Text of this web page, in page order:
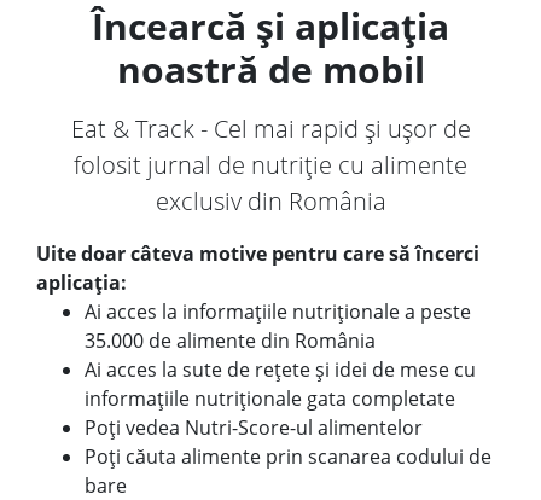
Încearcă și aplicația
noastră de mobil
Eat & Track - Cel mai rapid și ușor de
folosit jurnal de nutriție cu alimente
exclusiv din România
Uite doar câteva motive pentru care să încerci
aplicația:
Ai acces la informațiile nutriționale a peste
35.000 de alimente din România
Ai acces la sute de rețete și idei de mese cu
informațiile nutriționale gata completate
Poți vedea Nutri-Score-ul alimentelor
Poți căuta alimente prin scanarea codului de
bare